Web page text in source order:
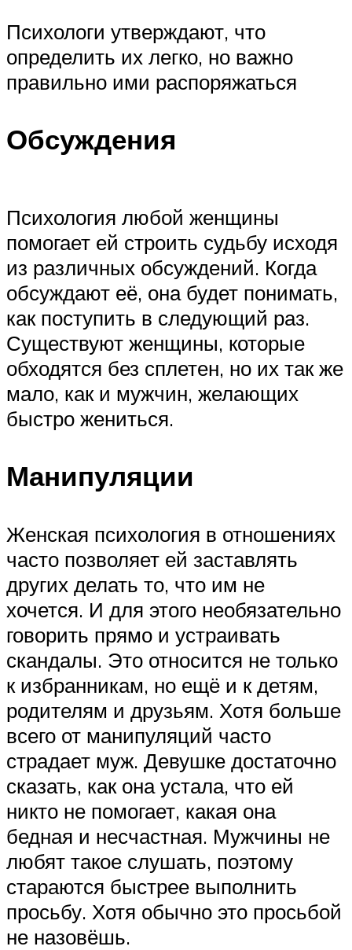
Психологи утверждают, что
определить их легко, но важно
правильно ими распоряжаться
Обсуждения
Психология любой женщины
помогает ей строить судьбу исходя
из различных обсуждений. Когда
обсуждают её, она будет понимать,
как поступить в следующий раз.
Существуют женщины, которые
обходятся без сплетен, но их так же
мало, как и мужчин, желающих
быстро жениться.
Манипуляции
Женская психология в отношениях
часто позволяет ей заставлять
других делать то, что им не
хочется. И для этого необязательно
говорить прямо и устраивать
скандалы. Это относится не только
к избранникам, но ещё и к детям,
родителям и друзьям. Хотя больше
всего от манипуляций часто
страдает муж. Девушке достаточно
сказать, как она устала, что ей
никто не помогает, какая она
бедная и несчастная. Мужчины не
любят такое слушать, поэтому
стараются быстрее выполнить
просьбу. Хотя обычно это просьбой
не назовёшь.